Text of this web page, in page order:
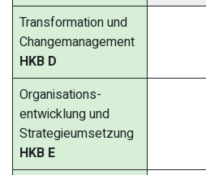
Transformation und
Changemanagement
HKB D
Organisations-
entwicklung und
Strategieumsetzung
HKB E